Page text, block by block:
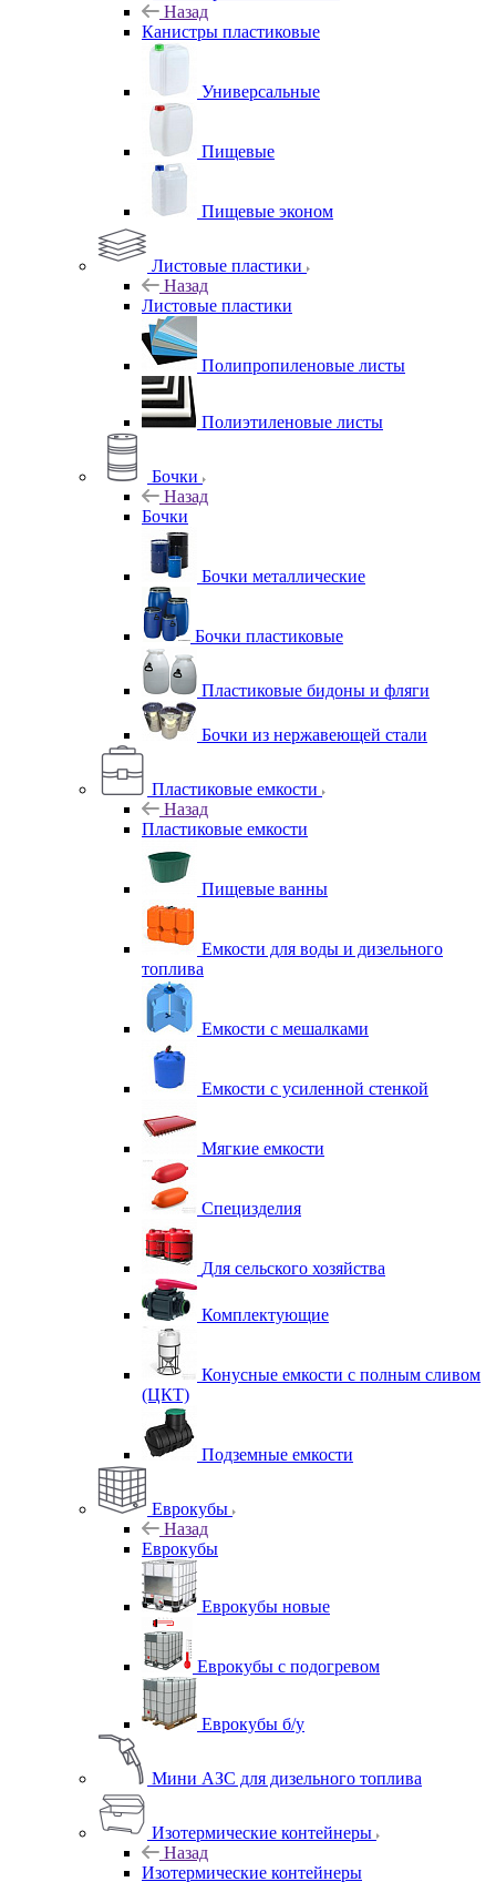
Назад
Канистры пластиковые
Универсальные
Пищевые
Пищевые эконом
Листовые пластики
Назад
Листовые пластики
Полипропиленовые листы
Полиэтиленовые листы
Бочки
Назад
Бочки
Бочки металлические
Бочки пластиковые
Пластиковые бидоны и фляги
Бочки из нержавеющей стали
Пластиковые емкости
Назад
Пластиковые емкости
Пищевые ванны
Емкости для воды и дизельного
топлива
Емкости с мешалками
Емкости с усиленной стенкой
Мягкие емкости
Специзделия
Для сельского хозяйства
Комплектующие
Конусные емкости с полным сливом
(ЦКТ)
Подземные емкости
Еврокубы
Назад
Еврокубы
Еврокубы новые
Еврокубы с подогревом
Еврокубы б/у
Мини АЗС для дизельного топлива
Изотермические контейнеры
Назад
Изотермические контейнеры